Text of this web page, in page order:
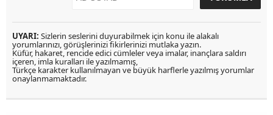
UYARI: Sizlerin seslerini duyurabilmek için konu ile alakalı
yorumlarınızı, görüşlerinizi fikirlerinizi mutlaka yazın.
Küfür, hakaret, rencide edici cümleler veya imalar, inançlara saldırı
içeren, imla kuralları ile yazılmamış,
Türkçe karakter kullanılmayan ve büyük harflerle yazılmış yorumlar
onaylanmamaktadır.